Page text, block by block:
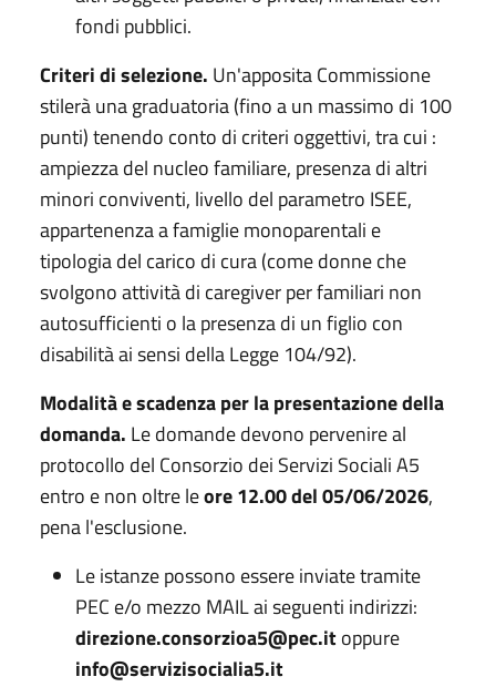
fondi pubblici.
Criteri di selezione. Un'apposita Commissione
stilerà una graduatoria (fino a un massimo di 100
punti) tenendo conto di criteri oggettivi, tra cui :
ampiezza del nucleo familiare, presenza di altri
minori conviventi, livello del parametro ISEE,
appartenenza a famiglie monoparentali e
tipologia del carico di cura (come donne che
svolgono attività di caregiver per familiari non
autosufficienti o la presenza di un figlio con
disabilità ai sensi della Legge 104/92).
Modalità e scadenza per la presentazione della
domanda. Le domande devono pervenire al
protocollo del Consorzio dei Servizi Sociali A5
entro e non oltre leore 12.00 del 05/06/2026,
pena l'esclusione.
Le istanze possono essere inviate tramite
PEC e/o mezzo MAIL ai seguenti indirizzi:
direzione.consorzioa5@pec.itoppure
info@servizisocialia5.it